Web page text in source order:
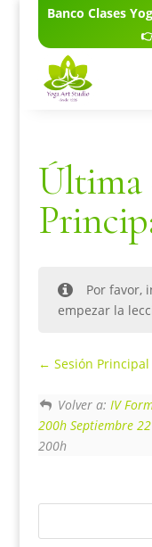
Banco Clases
Última
Por favor,
empezar la
Sesión
Volver a: IV
200h Septiembre 22
200h